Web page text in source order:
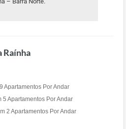
Raínha
Apartamentos Por Andar
5 Apartamentos Por Andar
2 Apartamentos Por Andar